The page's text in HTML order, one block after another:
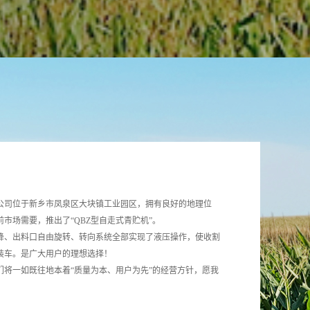
位于新乡市凤泉区大块镇工业园区，拥有良好的地理位
场需要，推出了“QBZ型自走式青贮机”。
出料口自由旋转、转向系统全部实现了液压操作，使收割
。是广大用户的理想选择！
一如既往地本着“质量为本、用户为先”的经营方针，愿我